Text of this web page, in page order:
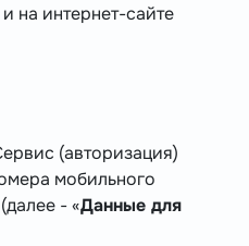
на интернет-сайте
(авторизация)
мобильного
- «Данные для